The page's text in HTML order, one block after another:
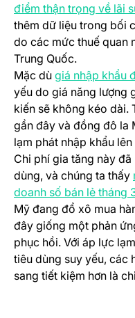
điểm thận trọng về lãi
thêm dữ liệu trong bối
do các mức thuế quan
Trung Quốc.
Mặc dù giá nhập khẩu
yếu do giá năng lượng
kiến sẽ không kéo dài.
gần đây và đồng đô la
lạm phát nhập khẩu
Chi phí gia tăng này
dùng, và chúng ta thấy
doanh số bán lẻ tháng
Mỹ đang đổ xô mua
đây giống một phản
phục hồi. Với áp lực
tiêu dùng suy yếu, các
sang tiết kiệm hơn là